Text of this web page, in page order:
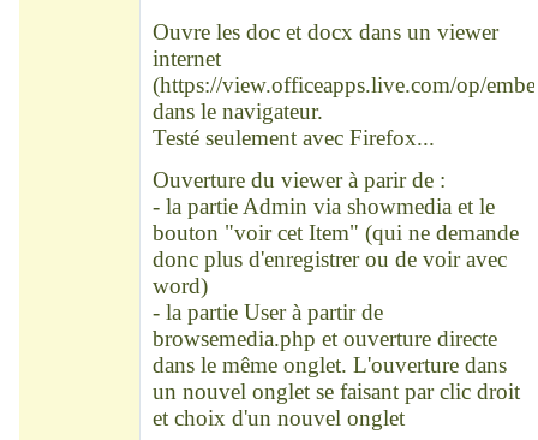
Ouvre les doc et docx dans un viewer
internet
(https://view.officeapps.live.com/op/
dans le navigateur.
Testé seulement avec Firefox...
Ouverture du viewer à parir de :
- la partie Admin via showmedia et le
bouton "voir cet Item" (qui ne demande
donc plus d'enregistrer ou de voir avec
word)
- la partie User à partir de
browsemedia.php et ouverture directe
dans le même onglet. L'ouverture dans
un nouvel onglet se faisant par clic droit
et choix d'un nouvel onglet